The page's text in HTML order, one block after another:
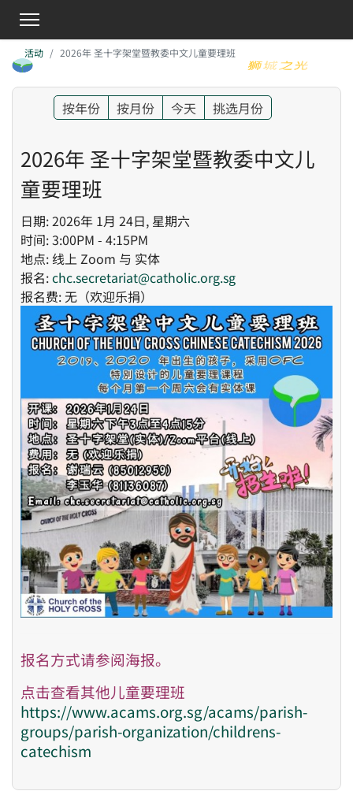
活动 2026年 圣十字架堂暨教委中文儿童要理班
按年份 按月份 今天 挑选月份
2026年 圣十字架堂暨教委中文儿
童要理班
日期: 2026年 1月 24日, 星期六
时间: 3:00PM - 4:15PM
地点: 线上 Zoom 与 实体
报名:chc.secretariat@catholic.org.sg
报名费: 无（欢迎乐捐）
报名方式请参阅海报。
点击查看其他儿童要理班
https://www.acams.org.sg/acams/parish-
groups/parish-organization/childrens-
catechism